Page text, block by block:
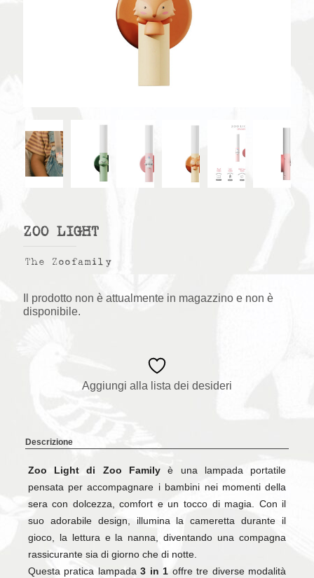
ZOO LIGHT
The Zoofamily
Il prodotto non è attualmente in magazzino e non è
disponibile.
Aggiungi alla lista dei desideri
Descrizione
Zoo Light di Zoo Familyè una lampada portatile
pensata per accompagnare i bambini nei momenti della
sera con dolcezza, comfort e un tocco di magia. Con il
suo adorabile design, illumina la cameretta durante il
gioco, la lettura e la nanna, diventando una compagna
rassicurante sia di giorno che di notte.
Questa pratica lampada3 in 1 offre tre diverse modalità